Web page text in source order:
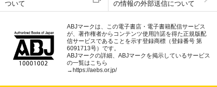
ついて
の情報の外部送信について
ABJマークは、この電子書店・電子書籍配信サービス
が、著作権者からコンテンツ使用許諾を得た正規版配
信サービスであることを示す登録商標（登録番号 第
6091713号）です。
ABJマークの詳細、ABJマークを掲示しているサービス
の一覧はこちら
→ https://aebs.or.jp/